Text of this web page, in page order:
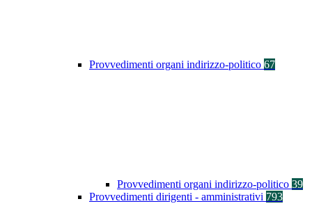
Provvedimenti organi indirizzo-politico 67
Provvedimenti organi indirizzo-politico 39
Provvedimenti dirigenti - amministrativi 793